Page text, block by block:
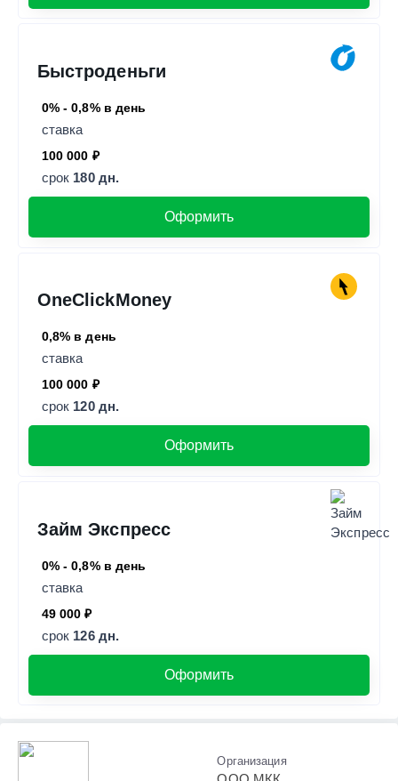
Быстроденьги
0% - 0,8% в день
ставка
100 000 ₽
срок 180 дн.
Оформить
OneClickMoney
0,8% в день
ставка
100 000 ₽
срок 120 дн.
Оформить
Займ Экспресс
0% - 0,8% в день
ставка
49 000 ₽
срок 126 дн.
Оформить
Организация